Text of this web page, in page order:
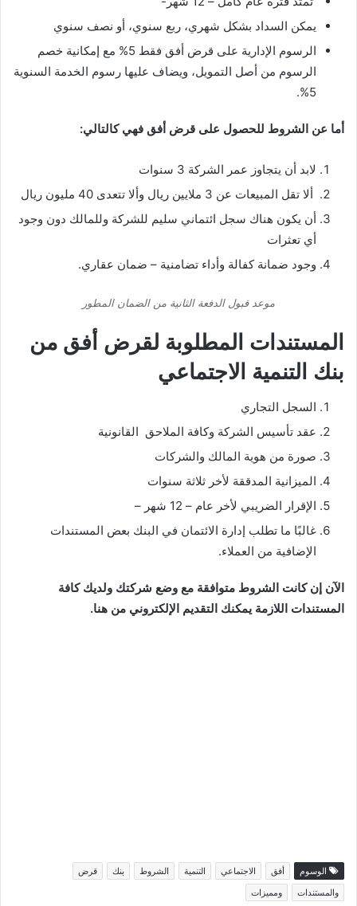
يمكن السداد بشكل شهري، ربع سنوي، أو نصف سنوي
الرسوم الإدارية على قرض أفق فقط 5% مع إمكانية خصم
الرسوم من أصل التمويل، ويضاف عليها رسوم الخدمة السنوية
5%.
أما عن الشروط للحصول على قرض أفق فهي كالتالي:
لابد أن يتجاوز عمر الشركة 3 سنوات
ألا تقل المبيعات عن 3 ملايين ريال وألا تتعدى 40 مليون ريال
أن يكون هناك سجل ائتماني سليم للشركة وللمالك دون وجود
أي تعثرات
وجود ضمانة كفالة وأداء تضامنية – ضمان عقاري.
موعد قبول الدفعة الثانية من الضمان المطور
المستندات المطلوبة لقرض أفق من
بنك التنمية الاجتماعي
السجل التجاري
عقد تأسيس الشركة وكافة الملاحق القانونية
صورة من هوية المالك والشركات
الميزانية المدققة لأخر ثلاثة سنوات
الإقرار الضريبي لأخر عام – 12 شهر –
غالبًا ما تطلب إدارة الائتمان في البنك بعض المستندات
الإضافية من العملاء.
الآن إن كانت الشروط متوافقة مع وضع شركتك ولديك كافة
المستندات اللازمة يمكنك التقديم الإلكتروني من هنا.
الوسوم أفق الاجتماعي التنمية الشروط بنك
قرض
والمستندات
ومميزات